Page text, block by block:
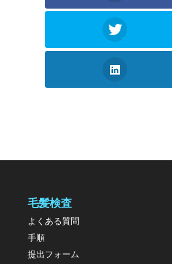
毛髪検査
よくある質問
手順
提出フォーム